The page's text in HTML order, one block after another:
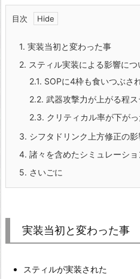
目次
1. 実装当初と変わった事
2. スティル実装による影響につ
2.1. SOPに4枠も食いつぶさ
2.2. 武器攻撃力が上がる程
2.3. クリティカル率が下がっ
3. シフタドリンク上方修正の
4. 諸々を含めたシミュレーショ
5. さいごに
実装当初と変わった事
スティルが実装された